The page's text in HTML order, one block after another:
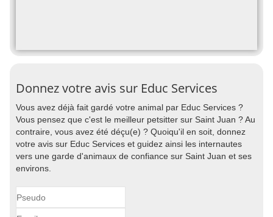
Donnez votre avis sur Educ Services
Vous avez déjà fait gardé votre animal par Educ Services ?
Vous pensez que c'est le meilleur petsitter sur Saint Juan ? Au
contraire, vous avez été déçu(e) ? Quoiqu'il en soit, donnez
votre avis sur Educ Services et guidez ainsi les internautes
vers une garde d'animaux de confiance sur Saint Juan et ses
environs.